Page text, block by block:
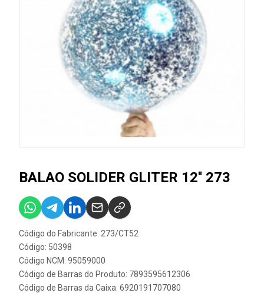
BALAO SOLIDER GLITER 12'' 273
Código do Fabricante: 273/CT52
Código: 50398
Código NCM: 95059000
Código de Barras do Produto: 7893595612306
Código de Barras da Caixa: 6920191707080